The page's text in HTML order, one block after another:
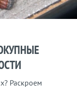
Раскроем